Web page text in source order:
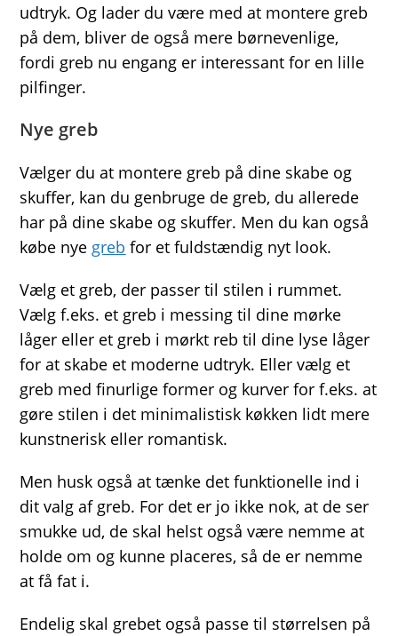
udtryk. Og lader du være med at montere greb
på dem, bliver de også mere børnevenlige,
fordi greb nu engang er interessant for en lille
pilfinger.
Nye greb
Vælger du at montere greb på dine skabe og
skuffer, kan du genbruge de greb, du allerede
har på dine skabe og skuffer. Men du kan også
købe nye greb for et fuldstændig nyt look.
Vælg et greb, der passer til stilen i rummet.
Vælg f.eks. et greb i messing til dine mørke
låger eller et greb i mørkt reb til dine lyse låger
for at skabe et moderne udtryk. Eller vælg et
greb med finurlige former og kurver for f.eks. at
gøre stilen i det minimalistisk køkken lidt mere
kunstnerisk eller romantisk.
Men husk også at tænke det funktionelle ind i
dit valg af greb. For det er jo ikke nok, at de ser
smukke ud, de skal helst også være nemme at
holde om og kunne placeres, så de er nemme
at få fat i.
Endelig skal grebet også passe til størrelsen på